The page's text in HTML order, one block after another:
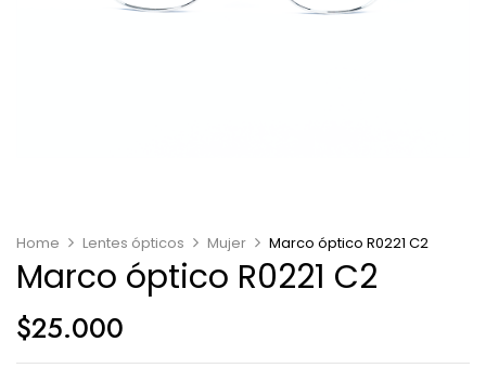
Home Lentes ópticos Mujer Marco óptico R0221 C2
Marco óptico R0221 C2
$25.000